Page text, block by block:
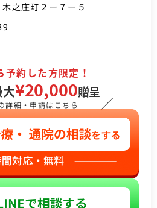
之庄町２ー７ー５
予約した方限定！
¥20,000贈呈
詳細・申請はこちら ／